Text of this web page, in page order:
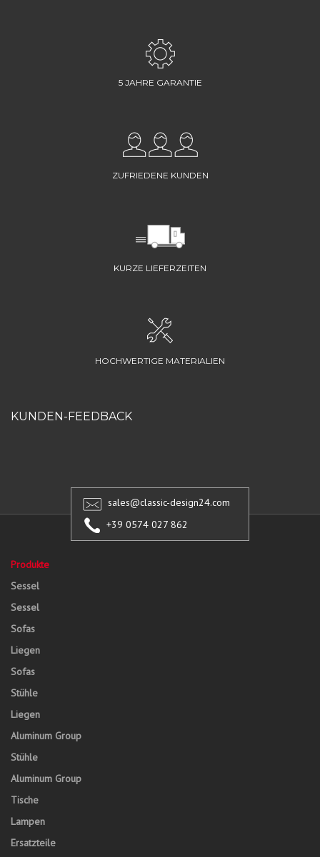
5 JAHRE GARANTIE
ZUFRIEDENE KUNDEN
KURZE LIEFERZEITEN
HOCHWERTIGE MATERIALIEN
KUNDEN-FEEDBACK
sales@classic-design24.com
+39 0574 027 862
Produkte
Sessel
Sessel
Sofas
Liegen
Sofas
Stühle
Liegen
Aluminum Group
Stühle
Aluminum Group
Tische
Lampen
Ersatzteile